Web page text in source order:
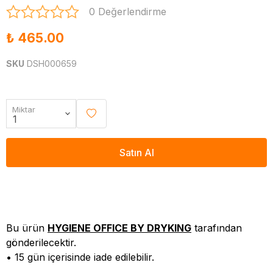
0 Değerlendirme
₺ 465.00
SKU DSH000659
Miktar
Satın Al
Bu ürün HYGIENE OFFICE BY DRYKING tarafından
gönderilecektir.
• 15 gün içerisinde iade edilebilir.